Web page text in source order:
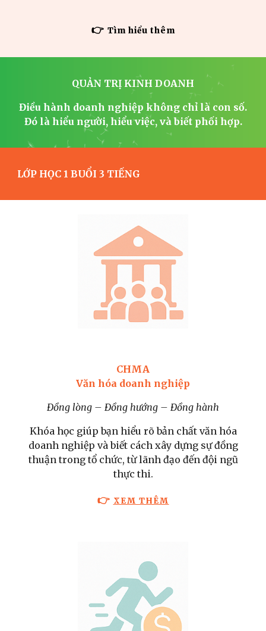
👉 Tìm hiểu thêm
QUẢN TRỊ KINH DOANH
Điều hành doanh nghiệp không chỉ là con số.
Đó là hiểu người, hiểu việc, và biết phối hợp.
LỚP HỌC 1 BUỔI 3 TIẾNG
CHMA
Văn hóa doanh nghiệp
Đồng lòng – Đồng hướng – Đồng hành
Khóa học giúp bạn hiểu rõ bản chất văn hóa
doanh nghiệp và biết cách xây dựng sự đồng
thuận trong tổ chức, từ lãnh đạo đến đội ngũ
thực thi.
👉 XEM THÊM